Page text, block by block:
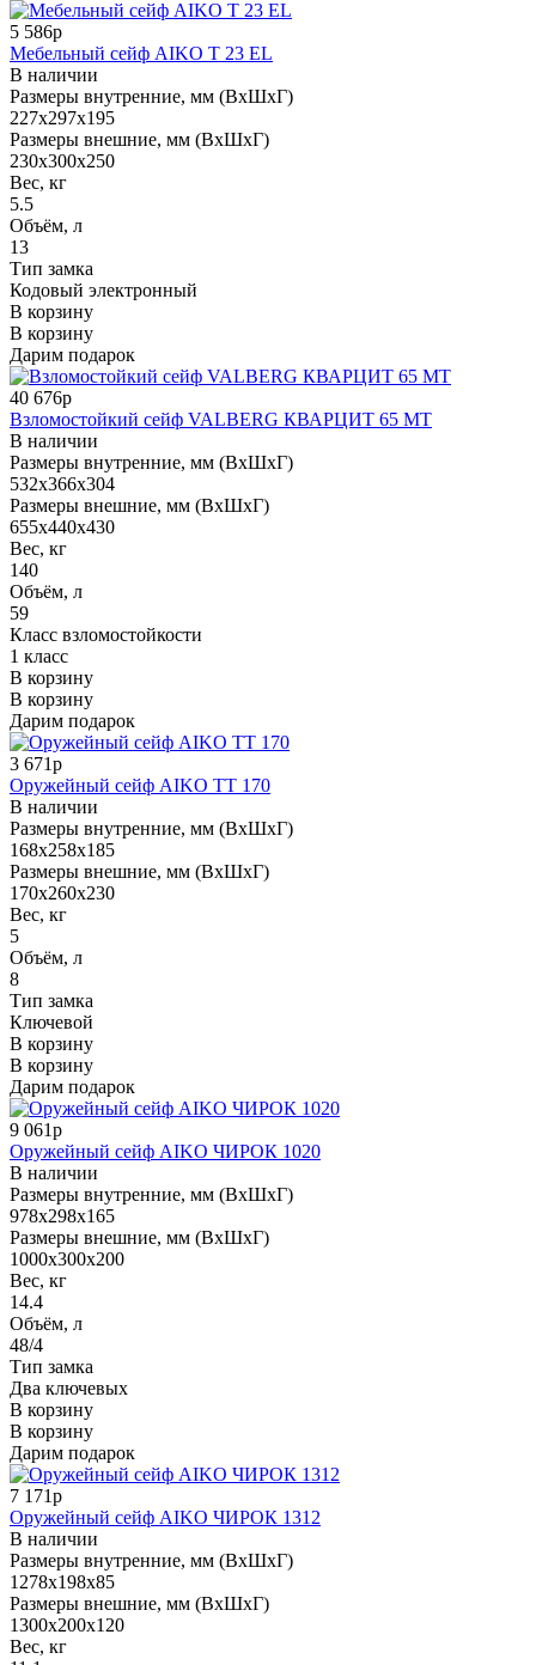
5 586р
Мебельный сейф AIKO Т 23 EL
В наличии
Размеры внутренние, мм (ВхШхГ)
227x297x195
Размеры внешние, мм (ВхШхГ)
230x300x250
Вес, кг
5.5
Объём, л
13
Тип замка
Кодовый электронный
В корзину
В корзину
Дарим подарок
40 676р
Взломостойкий сейф VALBERG КВАРЦИТ 65 МТ
В наличии
Размеры внутренние, мм (ВхШхГ)
532x366x304
Размеры внешние, мм (ВхШхГ)
655x440x430
Вес, кг
140
Объём, л
59
Класс взломостойкости
1 класс
В корзину
В корзину
Дарим подарок
3 671р
Оружейный сейф AIKO TT 170
В наличии
Размеры внутренние, мм (ВхШхГ)
168x258x185
Размеры внешние, мм (ВхШхГ)
170x260x230
Вес, кг
5
Объём, л
8
Тип замка
Ключевой
В корзину
В корзину
Дарим подарок
9 061р
Оружейный сейф AIKO ЧИРОК 1020
В наличии
Размеры внутренние, мм (ВхШхГ)
978x298x165
Размеры внешние, мм (ВхШхГ)
1000x300x200
Вес, кг
14.4
Объём, л
48/4
Тип замка
Два ключевых
В корзину
В корзину
Дарим подарок
7 171р
Оружейный сейф AIKO ЧИРОК 1312
В наличии
Размеры внутренние, мм (ВхШхГ)
1278x198x85
Размеры внешние, мм (ВхШхГ)
1300x200x120
Вес, кг